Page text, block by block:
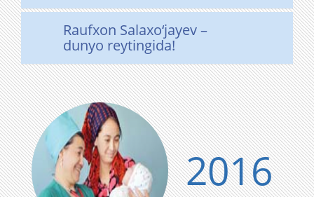
Raufxon Salaxo‘jayev –
dunyo reytingida!
2016